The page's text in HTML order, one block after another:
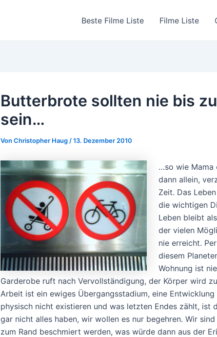
Beste Filme Liste Filme Liste
Butterbrote sollten nie bis
sein…
Von Christopher Haug /13. Dezember 2010
…so wie Mama
dann allein,
Zeit. Das
die wichtigen
Leben bleibt
der vielen
nie erreicht.
diesem
Wohnung ist
Garderobe ruft nach Vervollständigung, der Körper wird
Arbeit ist ein ewiges Übergangsstadium, eine
physisch nicht existieren und was letzten Endes zählt, ist
gar nicht alles haben, wir wollen es nur begehren. Wir
zum Rand beschmiert werden, was würde dann aus der